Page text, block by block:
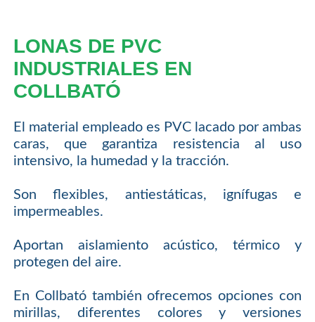
LONAS DE PVC
INDUSTRIALES EN
COLLBATÓ
El material empleado es PVC lacado por ambas
caras, que garantiza resistencia al uso
intensivo, la humedad y la tracción.
Son flexibles, antiestáticas, ignífugas e
impermeables.
Aportan aislamiento acústico, térmico y
protegen del aire.
En Collbató también ofrecemos opciones con
mirillas, diferentes colores y versiones